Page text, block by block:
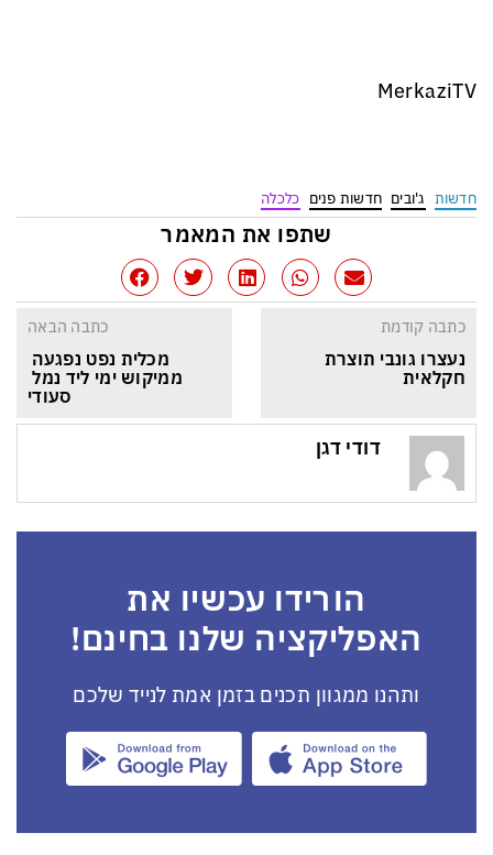
MerkaziTV
חדשות ג'ובים חדשות פנים כלכלה
שתפו את המאמר
כתבה קודמת
נעצרו גונבי תוצרת
חקלאית
כתבה הבאה
מכלית נפט נפגעה
ממיקוש ימי ליד נמל
סעודי
דודי דגן
הורידו עכשיו את
האפליקציה שלנו בחינם!
ותהנו ממגוון תכנים בזמן אמת לנייד שלכם